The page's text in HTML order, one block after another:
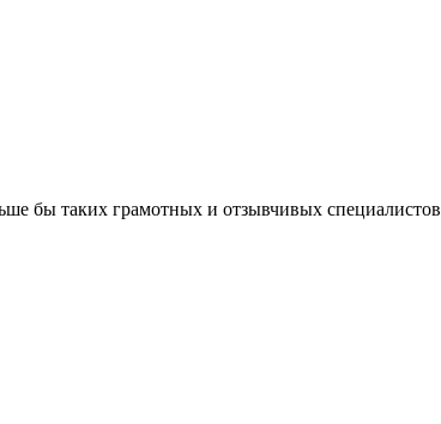
бы таких грамотных и отзывчивых специалистов